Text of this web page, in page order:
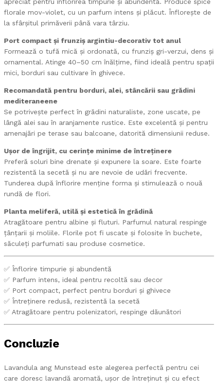
apreciat pentru înflorirea timpurie și abundentă. Produce spice
florale mov-violet, cu un parfum intens și plăcut. Înflorește de
la sfârșitul primăverii până vara târziu.
Port compact și frunziș argintiu-decorativ tot anul
Formează o tufă mică și ordonată, cu frunziș gri-verzui, dens și
ornamental. Atinge 40–50 cm înălțime, fiind ideală pentru spații
mici, borduri sau cultivare în ghivece.
Recomandată pentru borduri, alei, stâncării sau grădini
mediteraneene
Se potrivește perfect în grădini naturaliste, zone uscate, pe
lângă alei sau în aranjamente rustice. Este excelentă și pentru
amenajări pe terase sau balcoane, datorită dimensiunii reduse.
Ușor de îngrijit, cu cerințe minime de întreținere
Preferă soluri bine drenate și expunere la soare. Este foarte
rezistentă la secetă și nu are nevoie de udări frecvente.
Tunderea după înflorire menține forma și stimulează o nouă
rundă de flori.
Planta meliferă, utilă și estetică în grădină
Atragătoare pentru albine și fluturi. Parfumul natural respinge
țânțarii și moliile. Florile pot fi uscate și folosite în buchete,
săculeți parfumati sau produse cosmetice.
✅ Înflorire timpurie și abundentă
✅ Parfum intens, ideal pentru recoltă sau decor
✅ Port compact, perfect pentru borduri și ghivece
✅ Întreținere redusă, rezistentă la secetă
✅ Atragătoare pentru polenizatori, respinge dăunători
Concluzie
Lavandula ang Munstead este alegerea perfectă pentru cei
care doresc lavandă aromată, ușor de întreținut și cu efect